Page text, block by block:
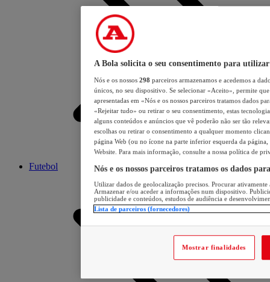
Futebol
A Bola solicita o seu consentimento para utilizar
Nós e os nossos 298 parceiros armazenamos e acedemos a
únicos, no seu dispositivo. Se selecionar «Aceito», permite
apresentadas em «Nós e os nossos parceiros tratamos dados
«Rejeitar tudo» ou retirar o seu consentimento, estas
alguns conteúdos e anúncios que vê poderão não ser tão
escolhas ou retirar o consentimento a qualquer momento
página Web (ou no ícone na parte inferior esquerda da página,
Website. Para mais informação, consulte a nossa política de
Nós e os nossos parceiros tratamos os dados
Utilizar dados de geolocalização precisos. Procurar
Armazenar e/ou aceder a informações num dispositivo.
publicidade e conteúdos, estudos de audiência e
Lista de parceiros (fornecedores)
Mostrar finalidades